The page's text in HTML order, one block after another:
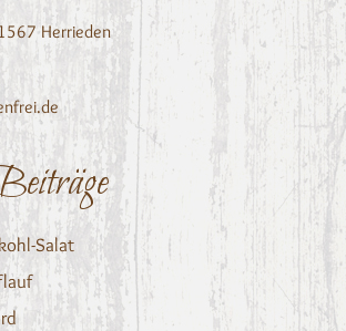
Herrieden
Salat